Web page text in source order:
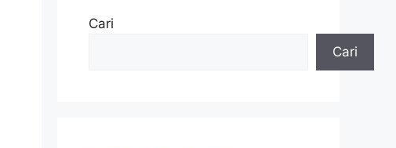
Cari
Cari